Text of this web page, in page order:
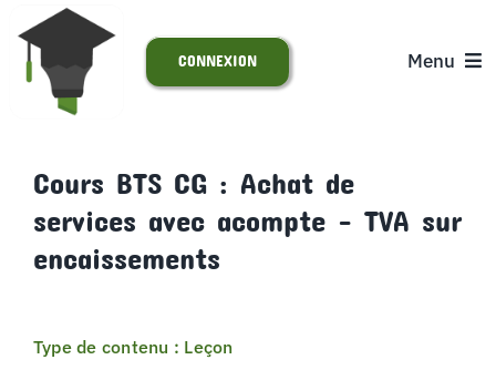
Passer
contenu
Menu
S’INSCRIRE
SUPPORT
CONNEXION
Cours BTS CG : Achat de
services avec acompte – TVA sur
encaissements
Type de contenu : Leçon